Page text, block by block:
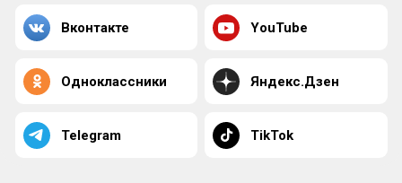
Вконтакте YouTube
Одноклассники Яндекс.Дзен
Telegram TikTok